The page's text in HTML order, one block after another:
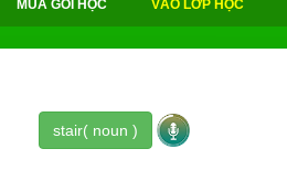
MUA GÓI HỌC VÀO LỚP HỌC
stair( noun )